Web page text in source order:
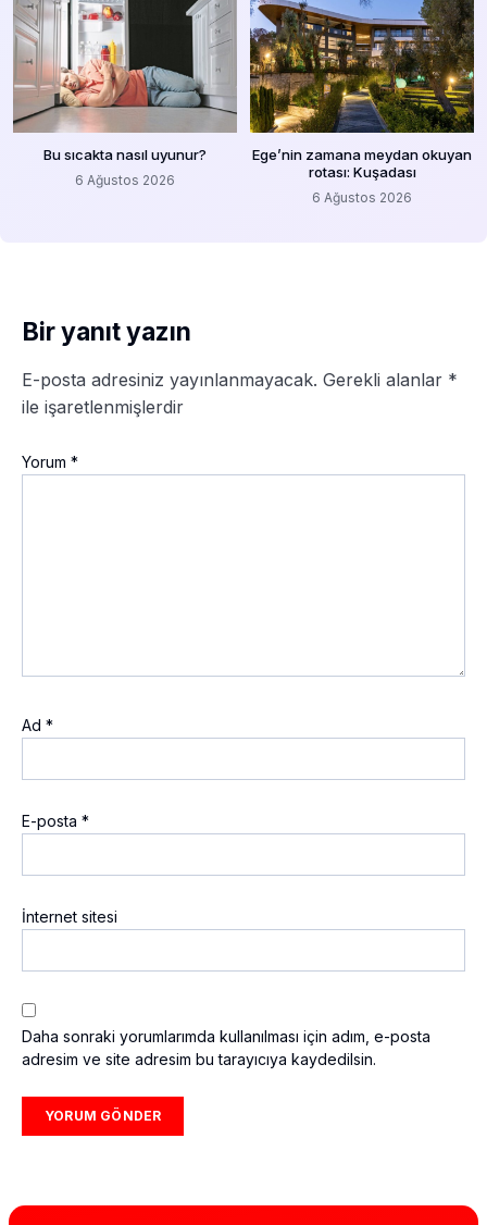
Bu sıcakta nasıl uyunur?
6 Ağustos 2026
Ege’nin zamana meydan okuyan
rotası: Kuşadası
6 Ağustos 2026
Bir yanıt yazın
E-posta adresiniz yayınlanmayacak. Gerekli alanlar *
ile işaretlenmişlerdir
Yorum *
Ad *
E-posta *
İnternet sitesi
Daha sonraki yorumlarımda kullanılması için adım, e-posta
adresim ve site adresim bu tarayıcıya kaydedilsin.